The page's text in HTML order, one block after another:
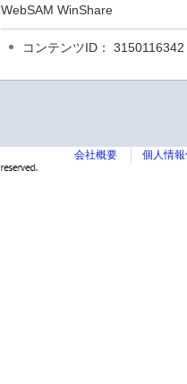
WebSAM WinShare
コンテンツID： 3150116342
会社概要 個人情